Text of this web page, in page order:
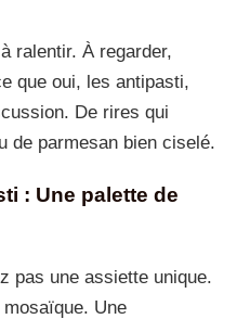
ralentir. À regarder,
que oui, les antipasti,
De rires qui
de parmesan bien ciselé.
: Une palette de
pas une assiette unique.
Une